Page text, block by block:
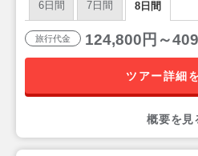
古屋発＞バリ島8日間
6日間 7日間 8日間
旅行代金 124,800円～
ツアー詳細
概要を見